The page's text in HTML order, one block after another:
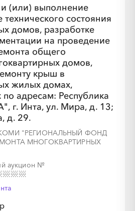
и (или) выполнение
состояния
домов, разработке
на проведение
общего
домов,
крыш в
жилых домах,
адресам: Республика
г. Инта, ул. Мира, д. 13;
д. 29.
"РЕГИОНАЛЬНЫЙ ФОНД
МНОГОКВАРТИРНЫХ
аукцион №